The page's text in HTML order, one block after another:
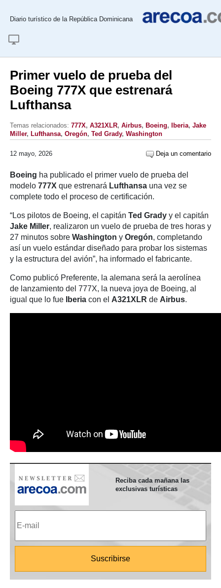
Diario turístico de la República Dominicana
Primer vuelo de prueba del
Boeing 777X que estrenará
Lufthansa
Temas relacionados: 777X, A321XLR, Airbus, Boeing, Iberia, Jake
Miller, Lufthansa, Oregón, Ted Grady, Washington
12 mayo, 2026 Deja un comentario
Boeing ha publicado el primer vuelo de prueba del
modelo 777X que estrenará Lufthansa una vez se
complete todo el proceso de certificación.
“Los pilotos de Boeing, el capitán Ted Grady y el capitán
Jake Miller, realizaron un vuelo de prueba de tres horas y
27 minutos sobre Washington y Oregón, completando
así un vuelo estándar diseñado para probar los sistemas
y la estructura del avión”, ha informado el fabricante.
Como publicó Preferente, la alemana será la aerolínea
de lanzamiento del 777X, la nueva joya de Boeing, al
igual que lo fue
Iberia con el A321XLR de Airbus.
Reciba cada mañana las
exclusivas turísticas